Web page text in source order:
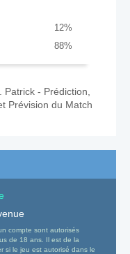
%
12
%
88
- Prédiction,
Prévision du Match
compte sont autorisés
de 18 ans. Il est de la
si le jeu est autorisé dans le